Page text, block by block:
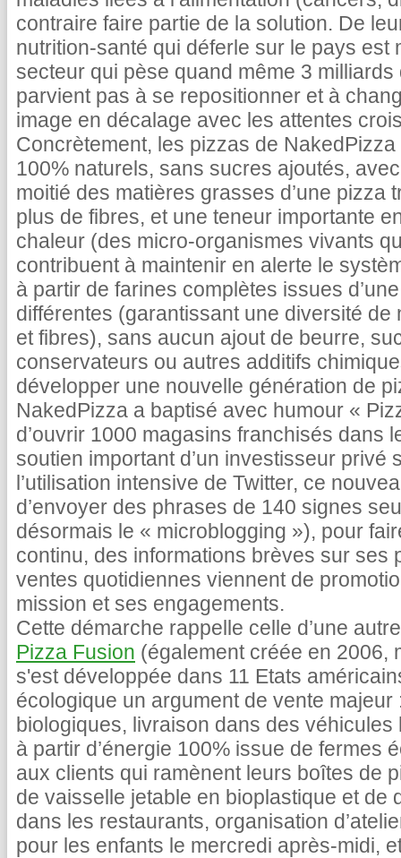
contraire faire partie de la solution. De
nutrition-santé qui déferle sur le pays est
secteur qui pèse quand même 3 milliards
parvient pas à se repositionner et à
image en décalage avec les attentes
Concrètement, les pizzas de
100% naturels, sans sucres ajoutés,
moitié des matières grasses d’une pizza
plus de fibres, et une teneur importante
chaleur (des micro-organismes vivants
contribuent à maintenir en alerte le
à partir de farines complètes issues
différentes (garantissant une diversité
et fibres), sans aucun ajout de beurre,
conservateurs ou autres additifs
développer une nouvelle génération de
NakedPizza a baptisé avec humour «
d’ouvrir 1000 magasins franchisés dans
soutien important d’un investisseur
l’utilisation intensive de Twitter, ce
d’envoyer des phrases de 140 signes
désormais le « microblogging »), pour
continu, des informations brèves sur ses
ventes quotidiennes viennent de
mission et ses engagements.
Cette démarche rappelle celle d’une
Pizza Fusion (également créée en 2006,
s'est développée dans 11 Etats
écologique un argument de vente
biologiques, livraison dans des
à partir d’énergie 100% issue de fermes
aux clients qui ramènent leurs boîtes de
de vaisselle jetable en bioplastique et de
dans les restaurants, organisation
pour les enfants le mercredi après-midi,